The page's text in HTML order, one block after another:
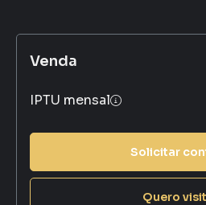
Venda
IPTU mensal
Solicitar
Quero